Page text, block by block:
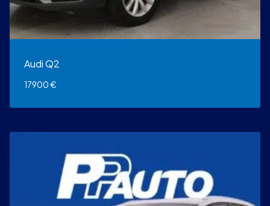
Audi Q2
17900€